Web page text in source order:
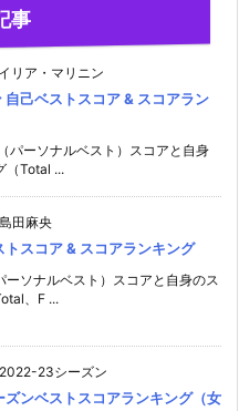
事
イリア・マリニン
自己ベストスコア & スコアラン
パーソナルベスト）スコアと自身
（Total ...
島田麻央
トスコア & スコアランキング
ーソナルベスト）スコアと自身のス
、F ...
2022-23シーズン
ンベストスコアランキング（女